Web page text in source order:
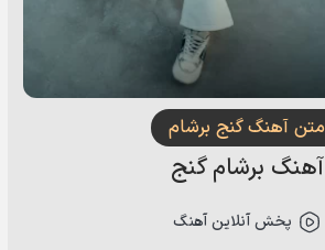
متن آهنگ گنج برشام
آهنگ برشام گنج
پخش آنلاین آهنگ